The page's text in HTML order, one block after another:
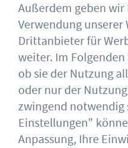
Download
Deutscher Stahlbau-
Sohnstraße 65
40237 Düsseldorf
Impressum
AGB
Außerdem geben
Verwendung unserer
Drittanbieter für
weiter. Im
ob sie der Nutzung
oder nur der
zwingend
Einstellungen"
Anpassung, Ihre